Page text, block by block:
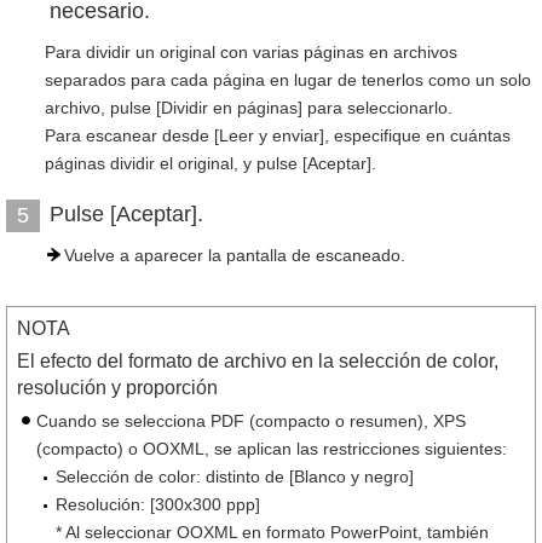
necesario.
Para dividir un original con varias páginas en archivos
separados para cada página en lugar de tenerlos como un solo
archivo, pulse [Dividir en páginas] para seleccionarlo.
Para escanear desde [Leer y enviar], especifique en cuántas
páginas dividir el original, y pulse [Aceptar].
5 Pulse [Aceptar].
Vuelve a aparecer la pantalla de escaneado.
NOTA
El efecto del formato de archivo en la selección de color,
resolución y proporción
Cuando se selecciona PDF (compacto o resumen), XPS
(compacto) o OOXML, se aplican las restricciones siguientes:
Selección de color: distinto de [Blanco y negro]
Resolución: [300x300 ppp]
* Al seleccionar OOXML en formato PowerPoint, también